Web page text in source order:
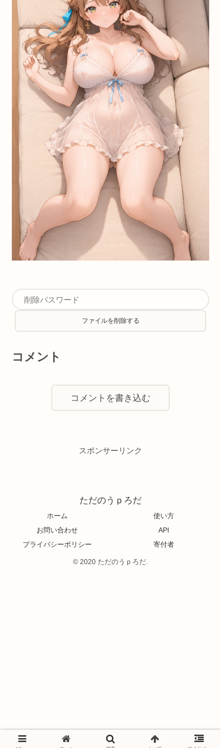
コメント
コメントを書き込む
スポンサーリンク
ただのうｐろだ
ホーム
使い方
お問い合わせ
API
プライバシーポリシー
寄付者
© 2020 ただのうｐろだ.